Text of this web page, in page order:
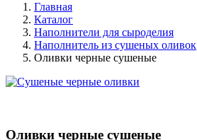
Главная
Каталог
Наполнители для сыроделия
Наполнитель из сушеных оливок
Оливки черные сушеные
Оливки черные сушеные